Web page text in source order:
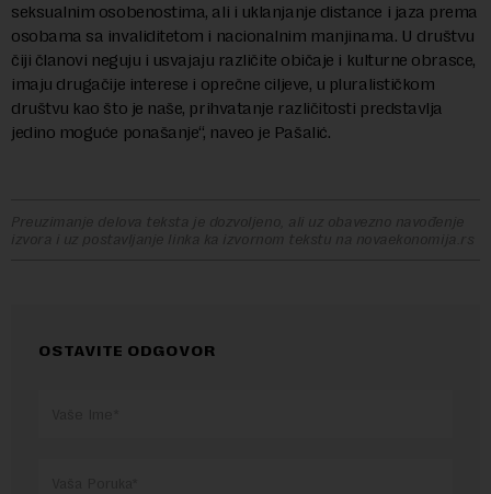
seksualnim osobenostima, ali i uklanjanje distance i jaza prema
osobama sa invaliditetom i nacionalnim manjinama. U društvu
čiji članovi neguju i usvajaju različite običaje i kulturne obrasce,
imaju drugačije interese i oprečne ciljeve, u pluralističkom
društvu kao što je naše, prihvatanje različitosti predstavlja
jedino moguće ponašanje“, naveo je Pašalić.
Preuzimanje delova teksta je dozvoljeno, ali uz obavezno navođenje
izvora i uz postavljanje linka ka izvornom tekstu na novaekonomija.rs
OSTAVITE ODGOVOR